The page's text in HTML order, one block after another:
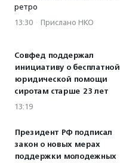
ретро
13:30 · Прислано НКО
Совфед поддержал
инициативу о бесплатной
юридической помощи
сиротам старше 23 лет
13:19
Президент РФ подписал
закон о новых мерах
поддержки молодежных